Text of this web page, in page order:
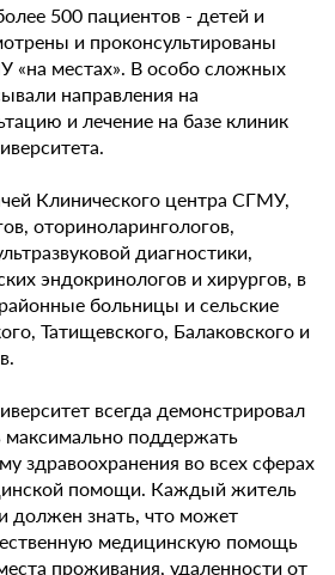
500 пациентов - детей и
и проконсультированы
«на местах». В особо сложных
направления на
и лечение на базе клиник
Клинического центра СГМУ,
оториноларингологов,
диагностики,
эндокринологов и хирургов, в
больницы и сельские
Татищевского, Балаковского и
всегда демонстрировал
максимально поддержать
здравоохранения во всех сферах
помощи. Каждый житель
должен знать, что может
медицинскую помощь
проживания, удаленности от